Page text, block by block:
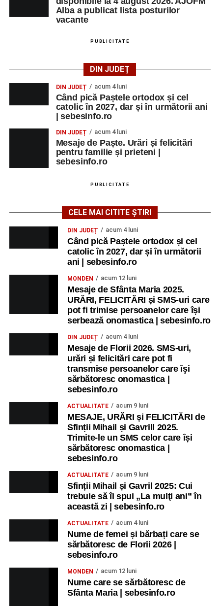
Alba a publicat lista posturilor
vacante
PUBLICITATE
DIN JUDEȚ
DIN JUDEȚ acum 4 luni
Când pică Paștele ortodox și cel
catolic în 2027, dar și în următorii ani
| sebesinfo.ro
DIN JUDEȚ acum 4 luni
Mesaje de Paște. Urări și felicitări
pentru familie și prieteni |
sebesinfo.ro
PUBLICITATE
CELE MAI CITITE ȘTIRI
DIN JUDEȚ acum 4 luni
Când pică Paștele ortodox și cel
catolic în 2027, dar și în următorii
ani | sebesinfo.ro
MONDEN acum 12 luni
Mesaje de Sfânta Maria 2025.
URĂRI, FELICITĂRI și SMS-uri care
pot fi trimise persoanelor care își
serbează onomastica | sebesinfo.ro
DIN JUDEȚ acum 4 luni
Mesaje de Florii 2026. SMS-uri,
urări și felicitări care pot fi
transmise persoanelor care îşi
sărbătoresc onomastica |
sebesinfo.ro
ACTUALITATE acum 9 luni
MESAJE, URĂRI și FELICITĂRI de
Sfinții Mihail și Gavrill 2025.
Trimite-le un SMS celor care își
sărbătoresc onomastica |
sebesinfo.ro
ACTUALITATE acum 9 luni
Sfinții Mihail și Gavril 2025: Cui
trebuie să îi spui „La mulţi ani” în
această zi | sebesinfo.ro
ACTUALITATE acum 4 luni
Nume de femei și bărbați care se
sărbătoresc de Florii 2026 |
sebesinfo.ro
MONDEN acum 12 luni
Nume care se sărbătoresc de
Sfânta Maria | sebesinfo.ro